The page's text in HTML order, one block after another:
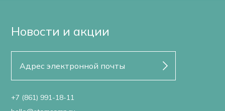
Новости и акции
+7 (861) 991-18-11